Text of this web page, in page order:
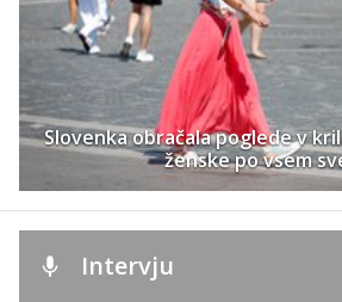
Slovenka obračala poglede v
ženske po vsem
Intervju